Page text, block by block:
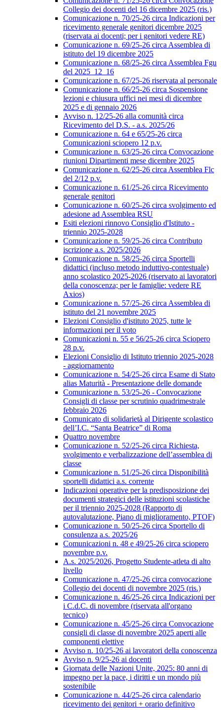
Collegio dei docenti del 16 dicembre 2025 (ris.)
Comunicazione n. 70/25-26 circa Indicazioni per
ricevimento generale genitori dicembre 2025
(riservata ai docenti; per i genitori vedere RE)
Comunicazione n. 69/25-26 circa Assemblea di
istituto del 19 dicembre 2025
Comunicazione n. 68/25-26 circa Assemblea Fgu
del 2025_12_16
Comunicazione n. 67/25-26 riservata al personale
Comunicazione n. 66/25-26 circa Sospensione
lezioni e chiusura uffici nei mesi di dicembre
2025 e di gennaio 2026
Avviso n. 12/25-26 alla comunità circa
Ricevimento del D.S. - a.s. 2025/26
Comunicazione n. 64 e 65/25-26 circa
Comunicazioni sciopero 12 p.v.
Comunicazione n. 63/25-26 circa Convocazione
riunioni Dipartimenti mese dicembre 2025
Comunicazione n. 62/25-26 circa Assemblea Flc
del 2/12 p.v.
Comunicazione n. 61/25-26 circa Ricevimento
generale genitori
Comunicazione n. 60/25-26 circa svolgimento ed
adesione ad Assemblea RSU
Esiti elezioni rinnovo Consiglio d'Istituto -
triennio 2025-2028
Comunicazione n. 59/25-26 circa Contributo
iscrizione a.s. 2025/2026
Comunicazione n. 58/25-26 circa Sportelli
didattici (incluso metodo induttivo-contestuale)
anno scolastico 2025-2026 (riservato ai lavoratori
della conoscenza; per le famiglie: vedere RE
Axios)
Comunicazione n. 57/25-26 circa Assemblea di
istituto del 21 novembre 2025
Elezioni Consiglio d'istituto 2025, tutte le
informazioni per il voto
Comunicazioni n. 55 e 56/25-26 circa Sciopero
28 p.v.
Elezioni Consiglio di Istituto triennio 2025-2028
- aggiornamento
Comunicazione n. 54/25-26 circa Esame di Stato
alias Maturità - Presentazione delle domande
Comunicazione n. 53/25-26 - Convocazione
Consigli di classe per scrutinio quadrimestrale
febbraio 2026
Comunicato di solidarietà al Dirigente scolastico
dell’I.C. “Santa Beatrice” di Roma
Quattro novembre
Comunicazione n. 52/25-26 circa Richiesta,
svolgimento e verbalizzazione dell’assemblea di
classe
Comunicazione n. 51/25-26 circa Disponibilità
sportelli didattici a.s. corrente
Indicazioni operative per la predisposizione dei
documenti strategici delle istituzioni scolastiche
per il triennio 2025-2028 (Rapporto di
autovalutazione, Piano di miglioramento, PTOF)
Comunicazione n. 50/25-26 circa Sportello di
consulenza a.s. 2025/26
Comunicazioni n. 48 e 49/25-26 circa sciopero
novembre p.v.
A.s. 2025/2026, Progetto Studente-atleta di alto
livello
Comunicazione n. 47/25-26 circa convocazione
Collegio dei docenti di novembre 2025 (ris.)
Comunicazione n. 46/25-26 circa Indicazioni per
i C.d.C. di novembre (riservata all'organo
tecnico)
Comunicazione n. 45/25-26 circa Convocazione
consigli di classe di novembre 2025 aperti alle
componenti elettive
Avviso n. 10/25-26 ai lavoratori della conoscenza
Avviso n. 9/25-26 ai docenti
Giornata delle Nazioni Unite, 2025: 80 anni di
impegno per la pace, i diritti e un mondo più
sostenibile
Comunicazione n. 44/25-26 circa calendario
ricevimento dei genitori + orario definitivo